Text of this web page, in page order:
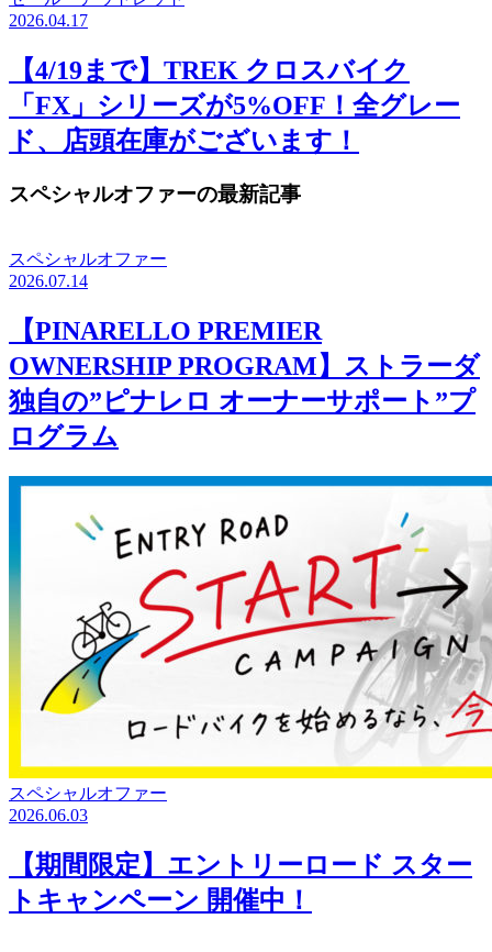
2026.04.17
【4/19まで】TREK クロスバイク
「FX」シリーズが5%OFF！全グレー
ド、店頭在庫がございます！
スペシャルオファーの最新記事
スペシャルオファー
2026.07.14
【PINARELLO PREMIER
OWNERSHIP PROGRAM】ストラーダ
独自の”ピナレロ オーナーサポート”プ
ログラム
スペシャルオファー
2026.06.03
【期間限定】エントリーロード スター
トキャンペーン 開催中！